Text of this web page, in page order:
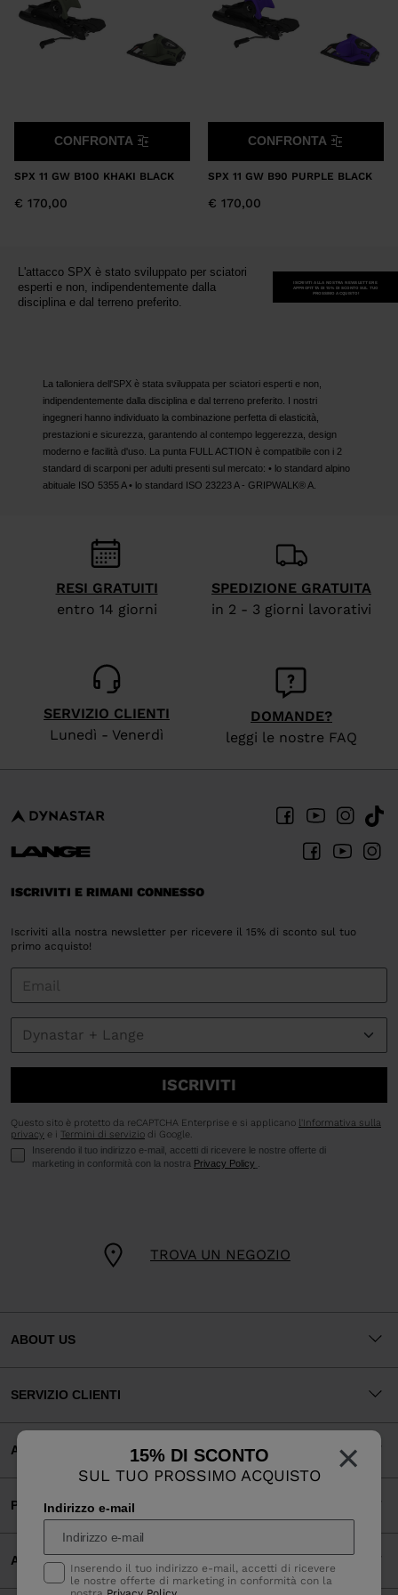
for
United
×
15% DI SCONTO
SUL TUO PROSSIMO ACQUISTO
Indirizzo e-mail
Inserendo il tuo indirizzo e-mail, accetti di ricevere
le nostre offerte di marketing in conformità con la
SPX 11 GW B100 KHAKI BLACK
€ 170,00
CONFRONTA
SPX 11 GW B90 PURPLE BLACK
€ 170,00
CONFRONTA
L'attacco SPX è stato sviluppato per sciatori
esperti e non, indipendentemente dalla
disciplina e dal terreno preferito.
ISCRIVITI ALLA NOSTRA NEWSLETTER E
APPROFITTA DI 15% DI SCONTO SUL TUO
PROSSIMO ACQUISTO!
La talloniera dell'SPX è stata sviluppata per sciatori esperti e non,
indipendentemente dalla disciplina e dal terreno preferito. I nostri
ingegneri hanno individuato la combinazione perfetta di elasticità,
prestazioni e sicurezza, garantendo al contempo leggerezza, design
moderno e facilità d'uso. La punta FULL ACTION è compatibile con i 2
standard di scarponi per adulti presenti sul mercato: • lo standard alpino
abituale ISO 5355 A • lo standard ISO 23223 A - GRIPWALK® A.
RESI GRATUITI
entro 14 giorni
SPEDIZIONE GRATUITA
in 2 - 3 giorni lavorativi
SERVIZIO CLIENTI
Lunedì - Venerdì
DOMANDE?
leggi le nostre FAQ
TROVA UN NEGOZIO
ISCRIVITI E RIMANI CONNESSO
Iscriviti alla nostra newsletter per ricevere il 15% di sconto sul tuo
primo acquisto!
ISCRIVITI
Questo sito è protetto da reCAPTCHA Enterprise e si applicano
l'Informativa sulla
privacy e i Termini di servizio di Google.
Inserendo il tuo indirizzo e-mail, accetti di ricevere le nostre offerte di
marketing in conformità con la nostra Privacy Policy
ABOUT US
SERVIZIO CLIENTI
AREA LEGALE
PAGAMENTI ACCETTATI
APP